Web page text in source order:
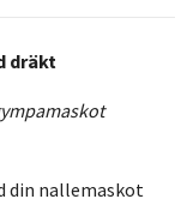
dräkt
din nallemaskot